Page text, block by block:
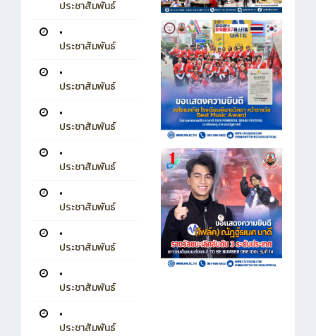
ประชาสัมพันธ์
•
ประชาสัมพันธ์
•
ประชาสัมพันธ์
•
ประชาสัมพันธ์
•
ประชาสัมพันธ์
•
ประชาสัมพันธ์
•
ประชาสัมพันธ์
•
ประชาสัมพันธ์
•
ประชาสัมพันธ์